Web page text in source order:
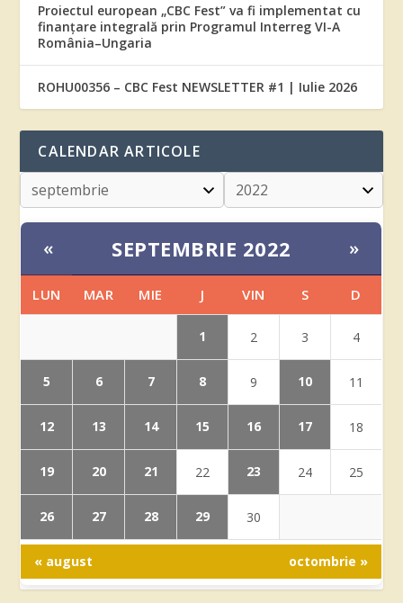
Proiectul european „CBC Fest” va fi implementat cu
finanțare integrală prin Programul Interreg VI-A
România–Ungaria
ROHU00356 – CBC Fest NEWSLETTER #1 | Iulie 2026
CALENDAR ARTICOLE
« SEPTEMBRIE 2022 »
LUN MAR MIE J VIN S D
1 2 3 4
5 6 7 8 9 10 11
12 13 14 15 16 17 18
19 20 21 22 23 24 25
26 27 28 29 30
« august octombrie »